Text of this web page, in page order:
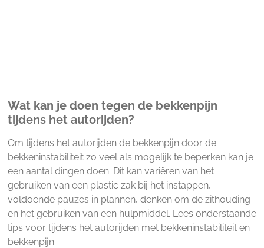
Wat kan je doen tegen de bekkenpijn
tijdens het autorijden?
Om tijdens het autorijden de bekkenpijn door de
bekkeninstabiliteit zo veel als mogelijk te beperken kan je
een aantal dingen doen. Dit kan variëren van het
gebruiken van een plastic zak bij het instappen,
voldoende pauzes in plannen, denken om de zithouding
en het gebruiken van een hulpmiddel. Lees onderstaande
tips voor tijdens het autorijden met bekkeninstabiliteit en
bekkenpijn.